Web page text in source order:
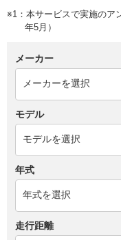
※1：本サービスで実施のア
年5月）
メーカー
モデル
年式
走行距離